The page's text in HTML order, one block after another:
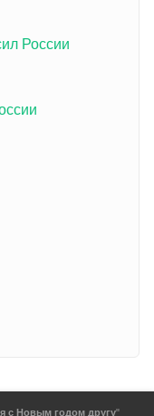
России
с Новым годом другу"